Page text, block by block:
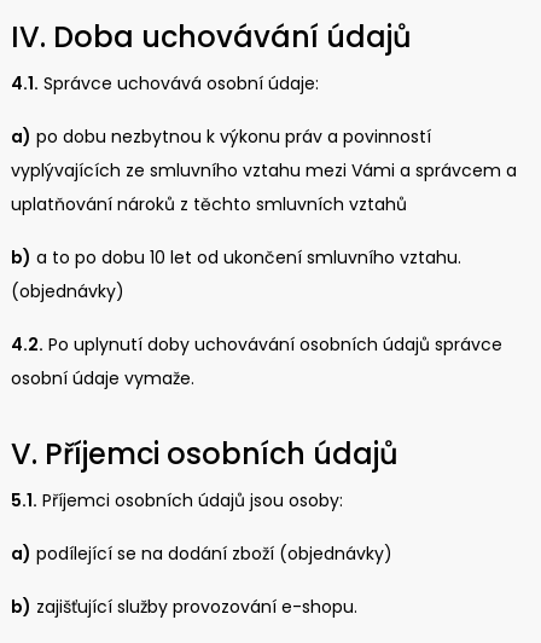
IV. Doba uchovávání údajů
4.1. Správce uchovává osobní údaje:
a) po dobu nezbytnou k výkonu práv a povinností
vyplývajících ze smluvního vztahu mezi Vámi a správcem a
uplatňování nároků z těchto smluvních vztahů
b) a to po dobu 10 let od ukončení smluvního vztahu.
(objednávky)
4.2. Po uplynutí doby uchovávání osobních údajů správce
osobní údaje vymaže.
V. Příjemci osobních údajů
5.1. Příjemci osobních údajů jsou osoby:
a) podílející se na dodání zboží (objednávky)
b) zajišťující služby provozování e-shopu.